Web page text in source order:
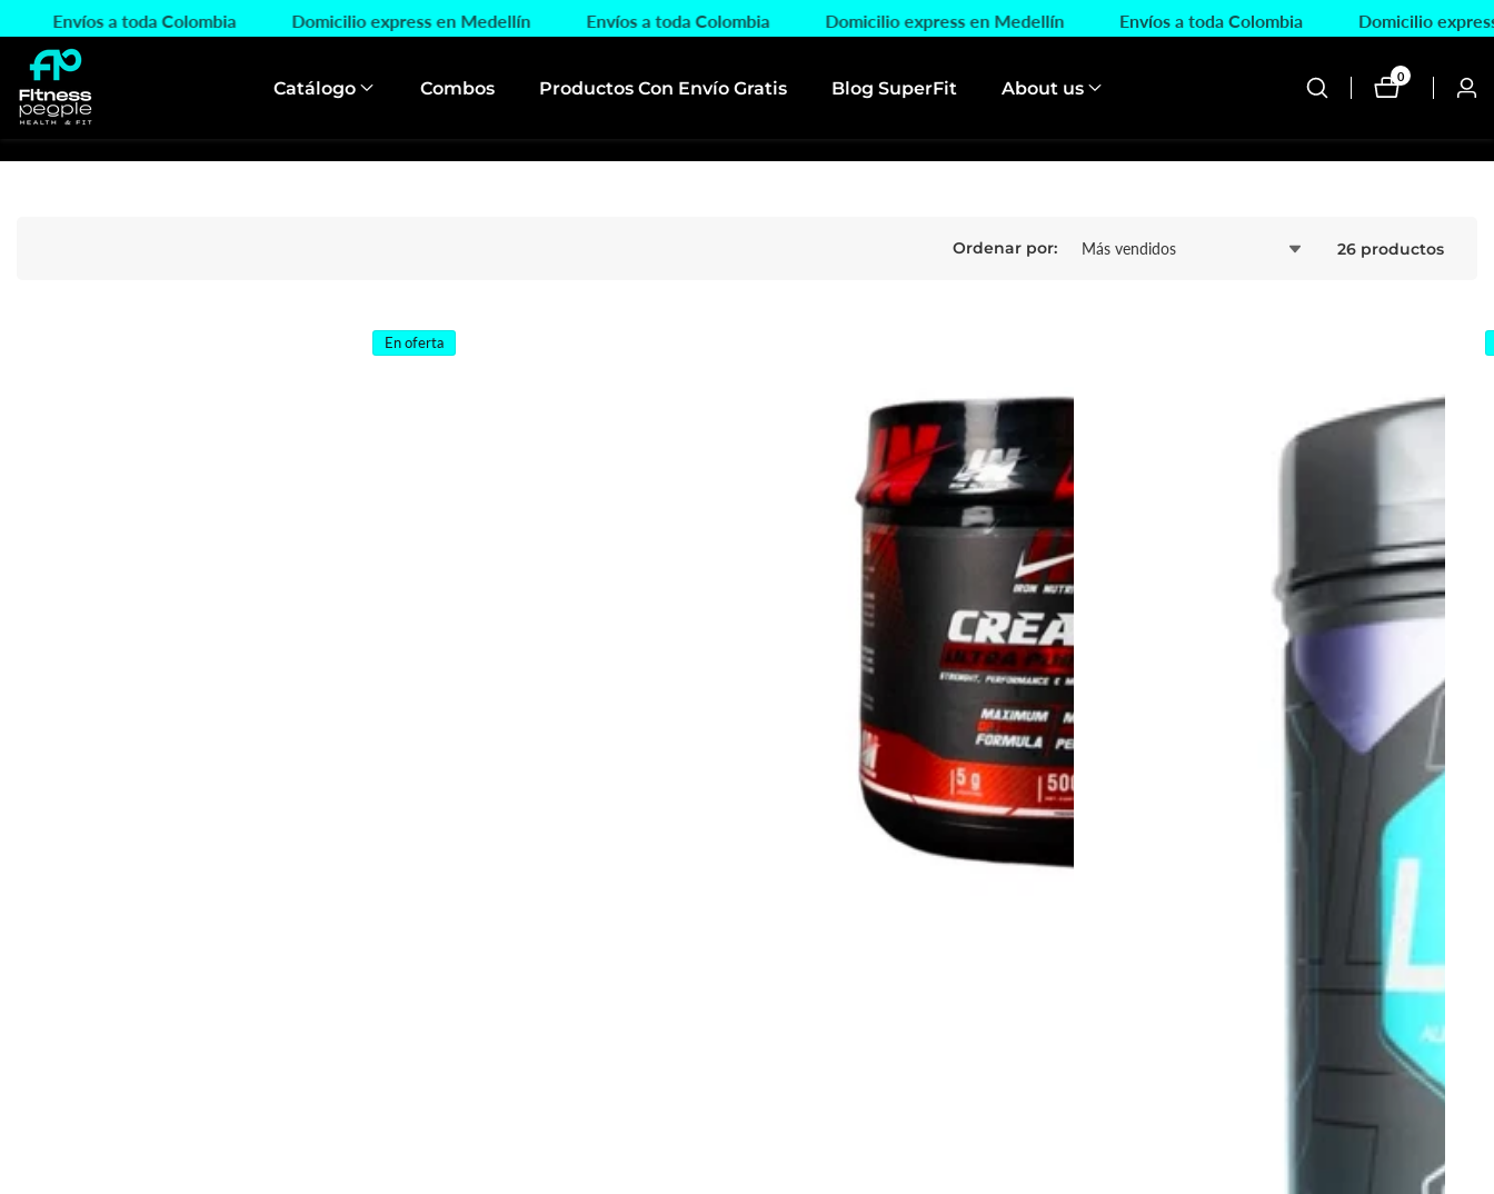
Envíos a toda Colombia Domicilio express en Medellín Envíos a toda Colombia Domicilio express en Medellín Envíos a toda Colombia Domicilio
Catálogo Combos Productos Con Envío Gratis Blog SuperFit About us
0
0
artículos
Ordenar por: 26 productos
En oferta